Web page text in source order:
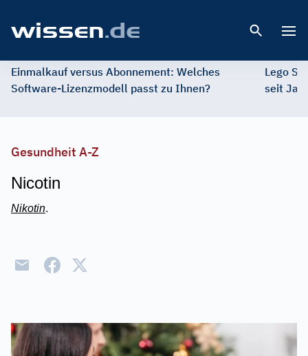
Einmalkauf versus Abonnement: Welches
Software-Lizenzmodell passt zu Ihnen?
Lego
seit
Gesundheit A-Z
Nicotin
Nikotin.